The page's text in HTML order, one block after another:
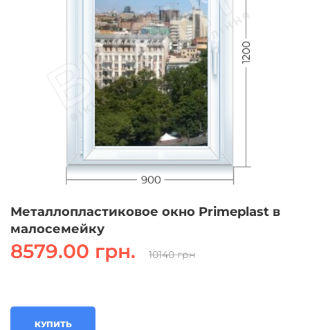
Металлопластиковое окно Primeplast в
малосемейку
8579.00 грн. 10140 грн
КУПИТЬ